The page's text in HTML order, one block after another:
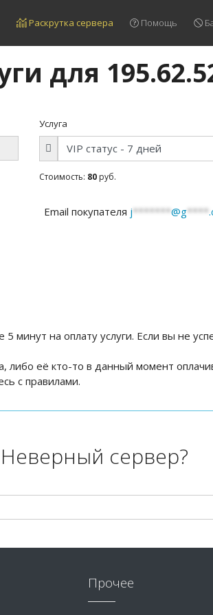
Раскрутка сервера Помощь
для
Услуга
Стоимость: 80 руб.
Email покупателя j*******@g****
минут на оплату услуги. Если вы не
либо её кто-то в данный момент
с правилами.
Неверный сервер?
Прочее